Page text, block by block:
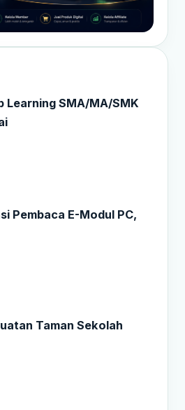
Learning SMA/MA/SMK
Pembaca E-Modul PC,
Taman Sekolah